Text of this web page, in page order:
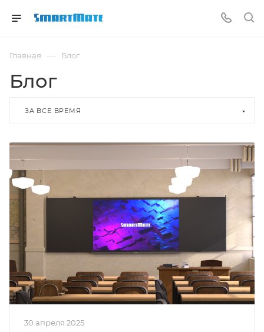
Главная — Блог
Блог
ЗА ВСЕ ВРЕМЯ
30 апреля 2025